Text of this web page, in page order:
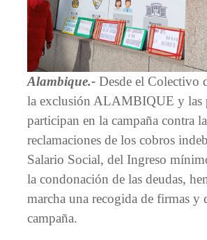
Alambique.- Desde el Colectivo
la exclusión ALAMBIQUE y las
participan en la campaña contra
reclamaciones de los cobros
Salario Social, del Ingreso
la condonación de las deudas,
marcha una recogida de firmas y
campaña.